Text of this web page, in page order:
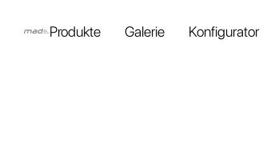
Produkte Galerie Konfigurator